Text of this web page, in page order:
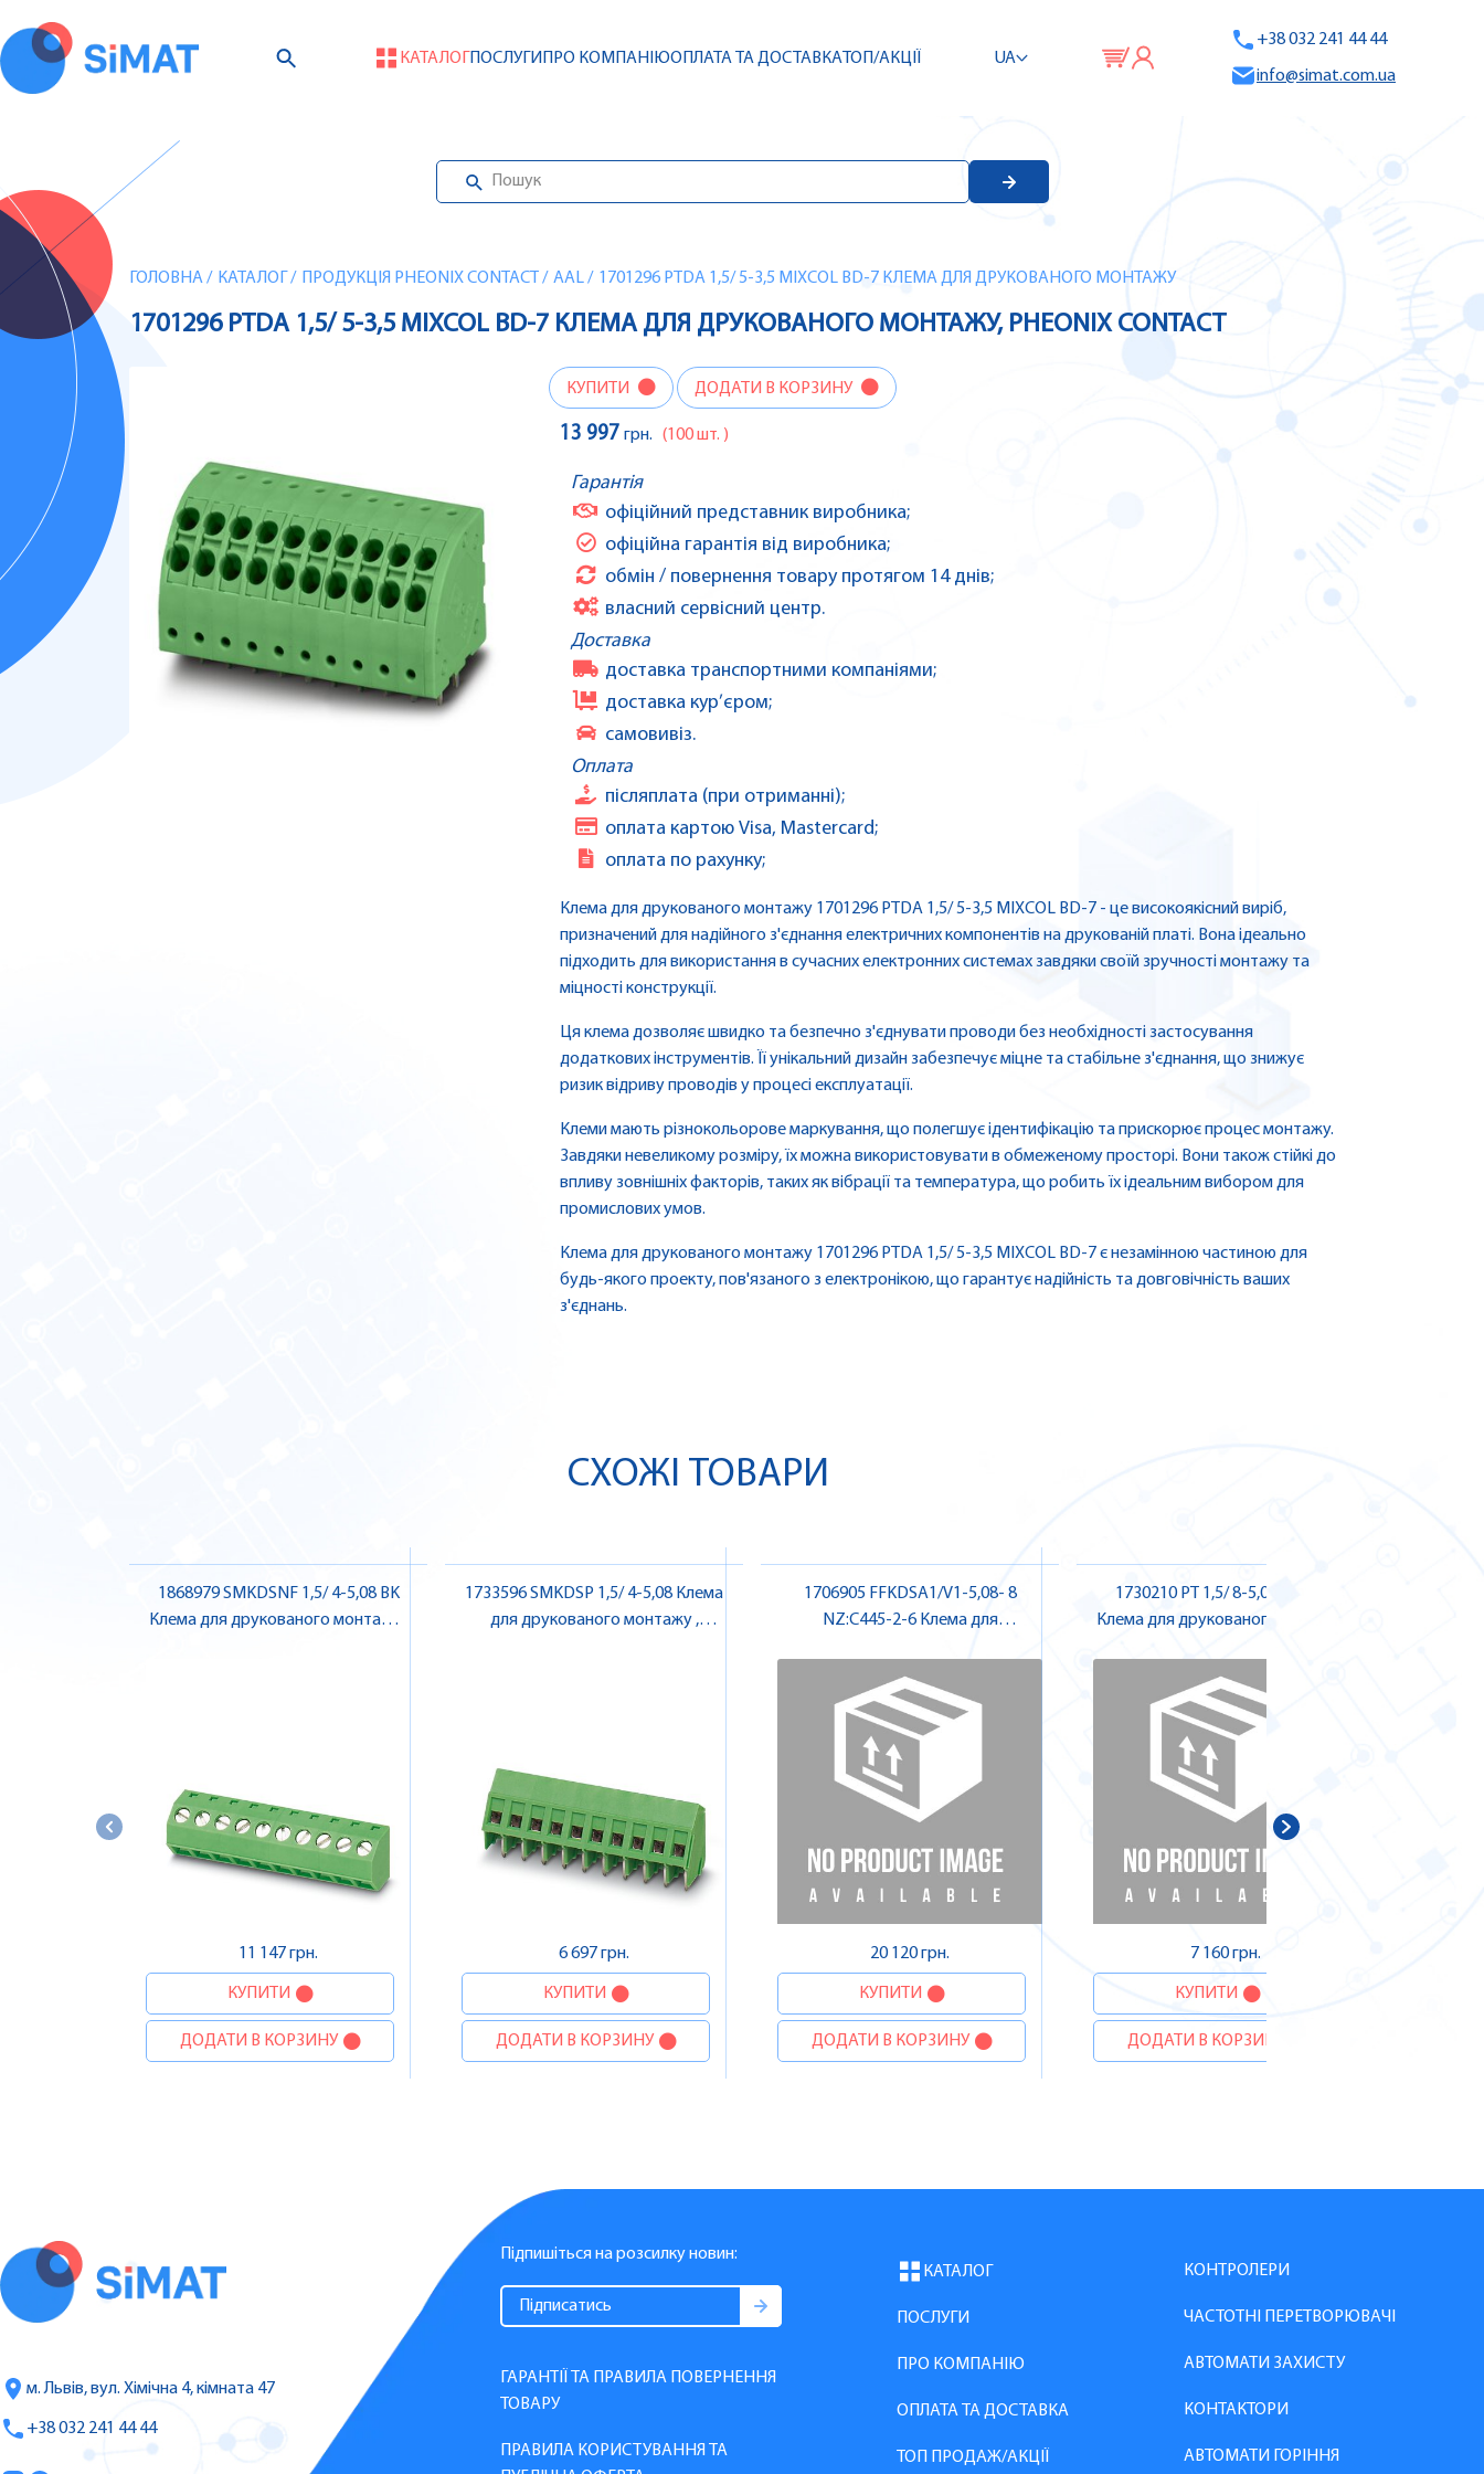
КАТАЛОГПОСЛУГИ ПРО КОМПАНІЮОПЛАТА ТА ДОСТАВКАТОП/АКЦІЇ UA
+38 032 241 44 44
info@simat.com.ua
ГОЛОВНА/ КАТАЛОГ / ПРОДУКЦІЯ PHEONIX CONTACT / AAL/ 1701296 PTDA 1,5/ 5-3,5 MIXCOL BD-7 КЛЕМА ДЛЯ ДРУКОВАНОГО МОНТАЖУ
1701296 PTDA 1,5/ 5-3,5 MIXCOL BD-7 КЛЕМА ДЛЯ ДРУКОВАНОГО МОНТАЖУ, PHEONIX CONTACT
КУПИТИ ДОДАТИ В КОРЗИНУ
13 997 грн. (100 шт. )
Гарантія
офіційний представник виробника;
офіційна гарантія від виробника;
обмін / повернення товару протягом 14 днів;
власний сервісний центр.
Доставка
доставка транспортними компаніями;
доставка кур’єром;
самовивіз.
Оплата
післяплата (при отриманні);
оплата картою Visa, Mastercard;
оплата по рахунку;
Клема для друкованого монтажу 1701296 PTDA 1,5/ 5-3,5 MIXCOL BD-7 - це високоякісний виріб,
призначений для надійного з'єднання електричних компонентів на друкованій платі. Вона ідеально
підходить для використання в сучасних електронних системах завдяки своїй зручності монтажу та
міцності конструкції.
Ця клема дозволяє швидко та безпечно з'єднувати проводи без необхідності застосування
додаткових інструментів. Її унікальний дизайн забезпечує міцне та стабільне з'єднання, що знижує
ризик відриву проводів у процесі експлуатації.
Клеми мають різнокольорове маркування, що полегшує ідентифікацію та прискорює процес монтажу.
Завдяки невеликому розміру, їх можна використовувати в обмеженому просторі. Вони також стійкі до
впливу зовнішніх факторів, таких як вібрації та температура, що робить їх ідеальним вибором для
промислових умов.
Клема для друкованого монтажу 1701296 PTDA 1,5/ 5-3,5 MIXCOL BD-7 є незамінною частиною для
будь-якого проекту, пов'язаного з електронікою, що гарантує надійність та довговічність ваших
з'єднань.
СХОЖІ ТОВАРИ
1868979 SMKDSNF 1,5/ 4-5,08 BK
Клема для друкованого монтажу ,
11 147 грн.
КУПИТИ
ДОДАТИ В КОРЗИНУ
1733596 SMKDSP 1,5/ 4-5,08 Клема
для друкованого монтажу ,
6 697 грн.
КУПИТИ
ДОДАТИ В КОРЗИНУ
1706905 FFKDSA1/V1-5,08- 8
NZ:C445-2-6 Клема для
Contact
20 120 грн.
КУПИТИ
ДОДАТИ В КОРЗИНУ
1730210 PT 1,5/ 8-5,0-H KMGY
Клема для друкованого монтажу ,
7 160 грн.
КУПИТИ
ДОДАТИ В КОРЗИНУ
м. Львів, вул. Хімічна 4, кімната 47
+38 032 241 44 44
Підпишіться на розсилку новин:
ГАРАНТІЇ ТА ПРАВИЛА ПОВЕРНЕННЯ
ТОВАРУ
ПРАВИЛА КОРИСТУВАННЯ ТА
КАТАЛОГ
ПОСЛУГИ
ПРО КОМПАНІЮ
ОПЛАТА ТА ДОСТАВКА
ТОП ПРОДАЖ/АКЦІЇ
КОНТРОЛЕРИ
ЧАСТОТНІ ПЕРЕТВОРЮВАЧІ
АВТОМАТИ ЗАХИСТУ
КОНТАКТОРИ
АВТОМАТИ ГОРІННЯ